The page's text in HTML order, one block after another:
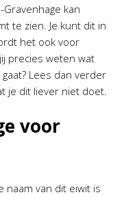
kan
te zien. Je kunt dit in
het ook voor
precies weten wat
Lees dan verder
je dit liever niet doet.
voor
naam van dit eiwit is